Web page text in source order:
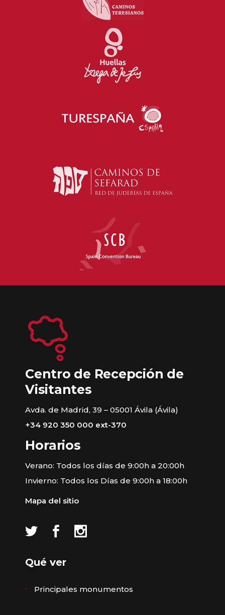
Centro de Recepción de
Visitantes
Avda. de Madrid, 39 – 05001 Ávila (Ávila)
+34 920 350 000 ext-370
Horarios
Verano: Todos los días de 9:00h a 20:00h
Invierno: Todos los Días de 9:00h a 18:00h
Mapa del sitio
Qué ver
Principales monumentos